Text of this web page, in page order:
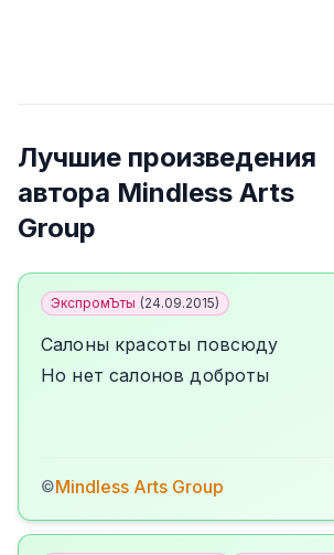
Лучшие произведения
автора Mindless Arts
Group
ЭкспромЪты (24.09.2015)
Салоны красоты повсюду
Но нет салонов доброты
©Mindless Arts Group